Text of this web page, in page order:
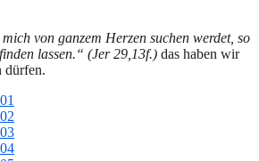
mich von ganzem Herzen suchen werdet, so
lassen.“ (Jer 29,13f.) das haben wir
dürfen.